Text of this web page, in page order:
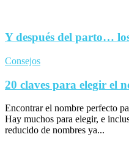
Y después del parto…
Consejos
20 claves para elegir el
Encontrar el nombre perfecto
Hay muchos para elegir, e
reducido de nombres ya...